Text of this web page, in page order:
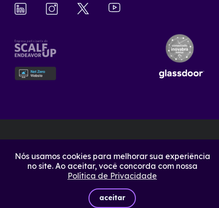
Nós usamos cookies para melhorar sua experiência
no site. Ao aceitar, você concorda com nossa
Política de Privacidade
aceitar